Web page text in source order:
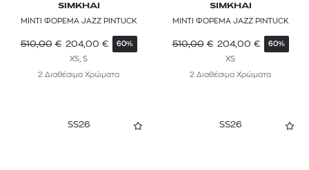
SIMKHAI
ΜΙΝΤΙ ΦΟΡΕΜΑ JAZZ PINTUCK
510,00 € 204,00 € 60%
XS, S
2 Διαθέσιμα Χρώματα
SIMKHAI
ΜΙΝΤΙ ΦΟΡΕΜΑ JAZZ PINTUCK
510,00 € 204,00 € 60%
XS
2 Διαθέσιμα Χρώματα
SS26 SS26